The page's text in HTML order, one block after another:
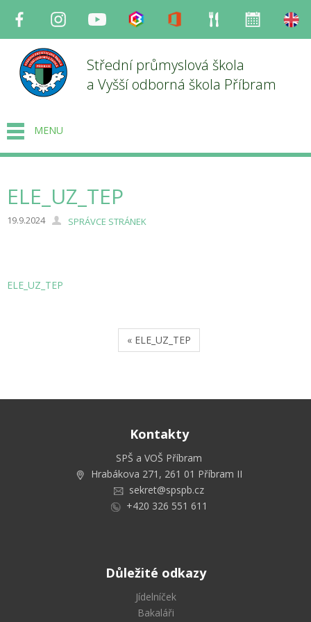
Facebook InstagramYoutube Bakaláři Office Strava
Střední průmyslová škola
a Vyšší odborná škola Příbram
MENU
ELE_UZ_TEP
19.9.2024 SPRÁVCE STRÁNEK
ELE_UZ_TEP
« ELE_UZ_TEP
Kontakty
SPŠ a VOŠ Příbram
Hrabákova 271, 261 01 Příbram II
sekret@spspb.cz
+420 326 551 611
Důležité odkazy
Jídelníček
Bakaláři